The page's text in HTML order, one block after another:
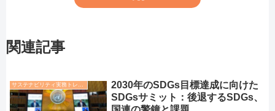
関連記事
2030年のSDGs目標達成に向けた
SDGsサミット：後退するSDGs、